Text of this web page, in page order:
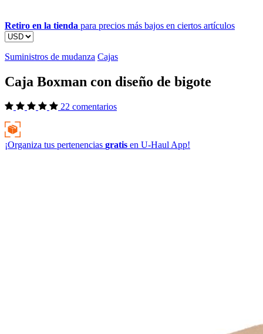
Retiro en la tienda para precios más bajos en ciertos artículos
Suministros de mudanza Cajas
Caja Boxman con diseño de bigote
22 comentarios
¡Organiza tus pertenencias gratis en U-Haul App!